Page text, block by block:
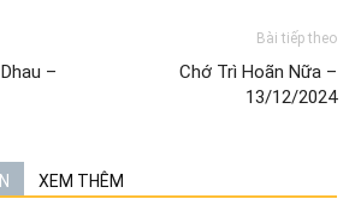
–
Bài tiếp theo
Chớ Trì Hoãn Nữa –
13/12/2024
XEM THÊM